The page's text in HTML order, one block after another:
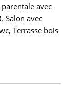
avec
Salon avec
Terrasse bois